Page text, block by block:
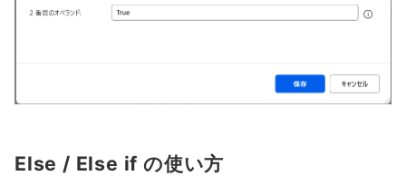
Else / Else if の使い方